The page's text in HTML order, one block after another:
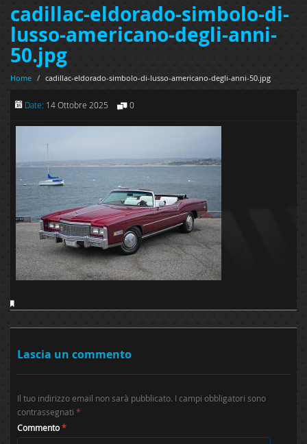
cadillac-eldorado-simbolo-di-
lusso-americano-degli-anni-
50.jpg
Home / cadillac-eldorado-simbolo-di-lusso-americano-degli-anni-50.jpg
Date: 14 Ottobre 2025 0
Lascia un commento
Il tuo indirizzo email non sarà pubblicato. I campi obbligatori sono
contrassegnati *
Commento*